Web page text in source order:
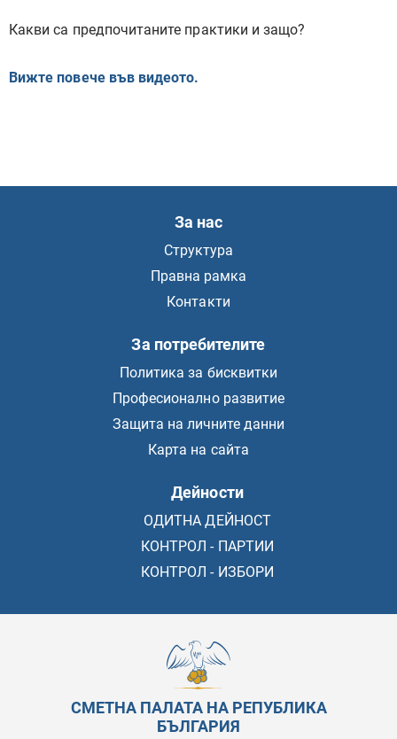
Какви са предпочитаните практики и защо?
Вижте повече във видеото.
За нас
Структура
Правна рамка
Контакти
За потребителите
Политика за бисквитки
Професионално развитие
Защита на личните данни
Карта на сайта
Дейности
ОДИТНА ДЕЙНОСТ
КОНТРОЛ - ПАРТИИ
КОНТРОЛ - ИЗБОРИ
СМЕТНА ПАЛАТА НА РЕПУБЛИКА
БЪЛГАРИЯ